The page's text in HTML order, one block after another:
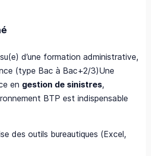
d’une formation administrative,
(type Bac à Bac+2/3)Une
en gestion de sinistres,
BTP est indispensable
des outils bureautiques (Excel,